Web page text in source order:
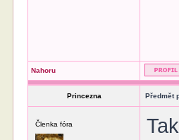
Nahoru
Princezna Předmět
Členka fóra